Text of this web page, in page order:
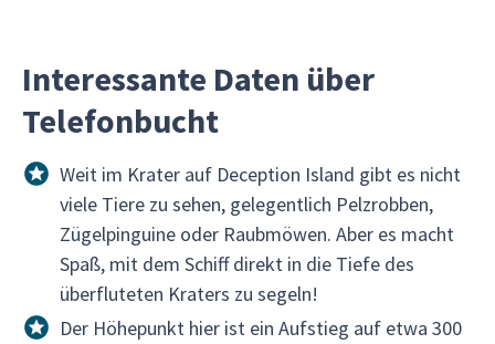
Interessante Daten über
Telefonbucht
Weit im Krater auf Deception Island gibt es nicht
viele Tiere zu sehen, gelegentlich Pelzrobben,
Zügelpinguine oder Raubmöwen. Aber es macht
Spaß, mit dem Schiff direkt in die Tiefe des
überfluteten Kraters zu segeln!
Der Höhepunkt hier ist ein Aufstieg auf etwa 300